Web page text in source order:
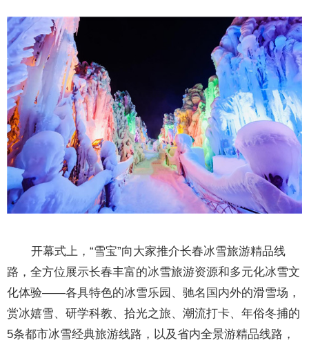
开幕式上，“雪宝”向大家推介长春冰雪旅游精品线
路，全方位展示长春丰富的冰雪旅游资源和多元化冰雪文
化体验——各具特色的冰雪乐园、驰名国内外的滑雪场，
赏冰嬉雪、研学科教、拾光之旅、潮流打卡、年俗冬捕的
5条都市冰雪经典旅游线路，以及省内全景游精品线路，